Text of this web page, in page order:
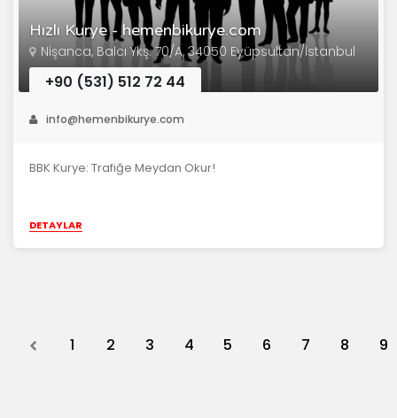
Hızlı Kurye - hemenbikurye.com
Nişanca, Balcı Ykş. 70/A, 34050 Eyüpsultan/İstanbul
+90 (531) 512 72 44
info@hemenbikurye.com
BBK Kurye: Trafiğe Meydan Okur!
DETAYLAR
Previous
1 2 3 4 5 6 7 8 9